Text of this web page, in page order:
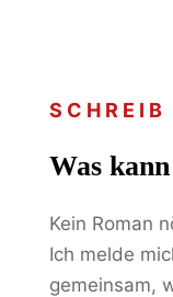
SCHREIB
Was
Kein Roman
Ich melde
gemeinsam,